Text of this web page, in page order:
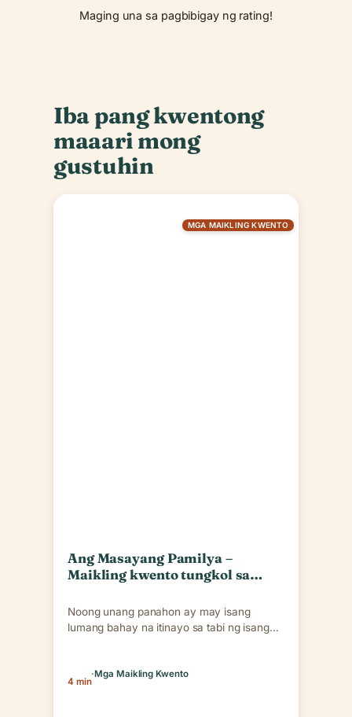
Maging una sa pagbibigay ng rating!
Iba pang kwentong
maaari mong
gustuhin
MGA MAIKLING KWENTO
Ang Masayang Pamilya –
Maikling kwento tungkol sa
Noong unang panahon ay may isang
lumang bahay na itinayo sa tabi ng isang
4 min
·Mga Maikling Kwento